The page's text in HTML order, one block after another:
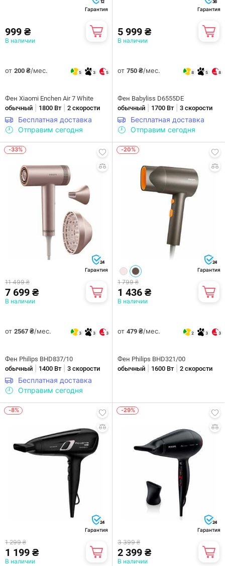
12
Гарантия
999 ₴
В наличии
от 200 ₴/мес. 5 3 5
Фен Xiaomi Enchen Air 7 White
обычный
1800 Вт| 2 скорости
Бесплатная доставка
Отправим сегодня
36
Гарантия
5 999 ₴
В наличии
от 750 ₴/мес. 8 5 8
Фен Babyliss D6555DE
обычный
1700 Вт| 3 скорости
Бесплатная доставка
Отправим сегодня
-33%
24
Гарантия
11 499 ₴
7 699 ₴
В наличии
от 2567 ₴/мес. 3 3 3
Фен Philips BHD837/10
обычный
1400 Вт| 3 скорости
Бесплатная доставка
Отправим сегодня
-20%
24
Гарантия
1 799 ₴
1 436 ₴
В наличии
от 479 ₴/мес. 2 3 3
Фен Philips BHD321/00
обычный
1600 Вт| 2 скорости
-8%
24
Гарантия
1 299 ₴
1 199 ₴
В наличии
-29%
24
Гарантия
3 399 ₴
2 399 ₴
В наличии